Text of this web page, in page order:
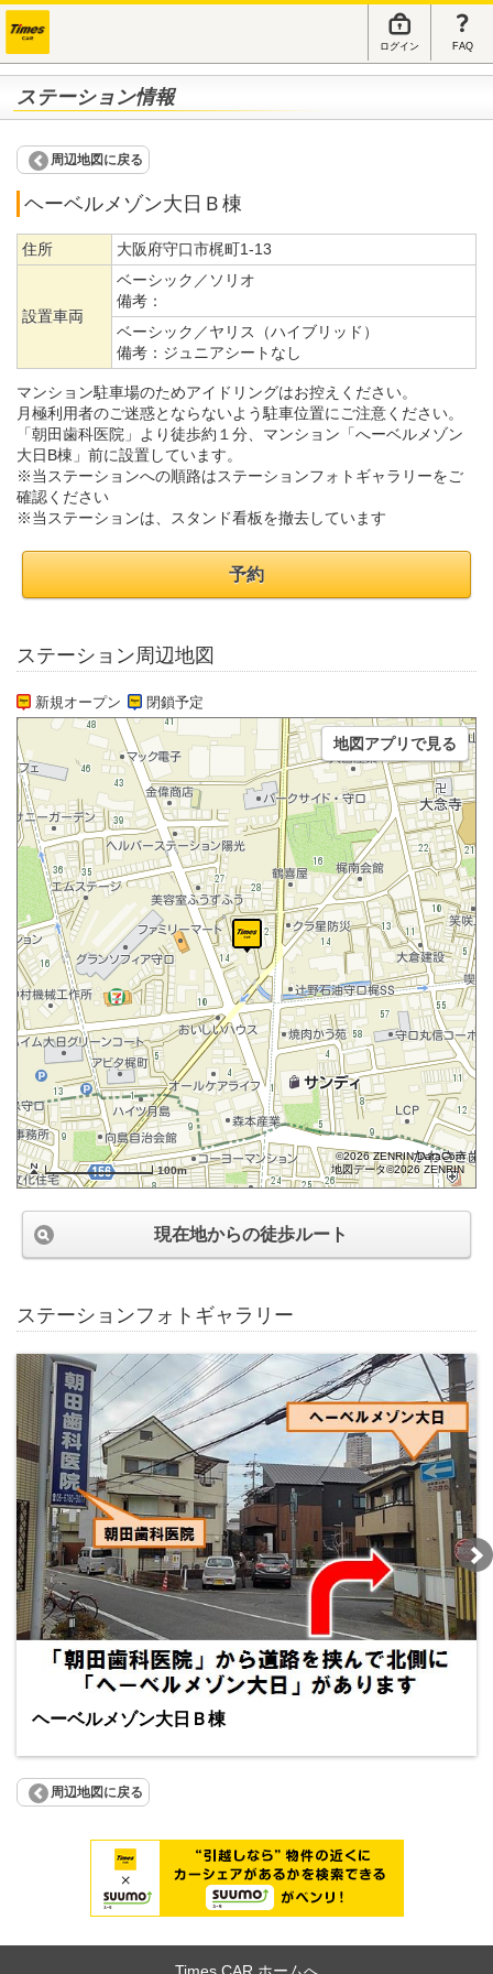
ログイン FAQ
ステーション情報
周辺地図に戻る
ヘーベルメゾン大日Ｂ棟
住所 大阪府守口市梶町1-13
設置車両
ベーシック／ソリオ
備考：
ベーシック／ヤリス（ハイブリッド）
備考： ジュニアシートなし
マンション駐車場のためアイドリングはお控えください。
月極利用者のご迷惑とならないよう駐車位置にご注意ください。
「朝田歯科医院」より徒歩約１分、マンション「へーベルメゾン
大日B棟」前に設置しています。
※当ステーションへの順路はステーションフォトギャラリーをご
確認ください
※当ステーションは、スタンド看板を撤去しています
予約
ステーション周辺地図
新規オープン 閉鎖予定
100m
©2026 ZENRIN DataCom
地図データ©2026 ZENRIN
地図アプリで見る
現在地からの徒歩ルート
ステーションフォトギャラリー
ヘーベルメゾン大日Ｂ棟
周辺地図に戻る